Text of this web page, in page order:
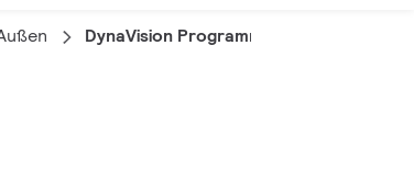
DynaVision Programmable Xtreme für